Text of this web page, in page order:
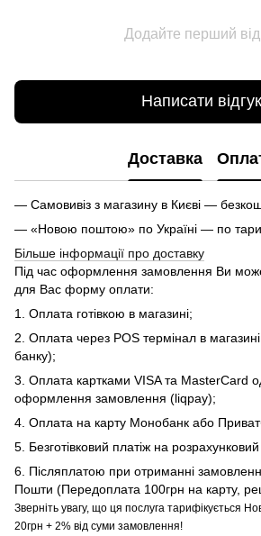
Додайте перший
Написати відгук
Доставка
— Самовивіз з магазину в Києві —
— «Новою поштою» по Україні — по
Більше інформації про доставку
Під час оформлення замовлення Ви
для Вас форму оплати:
1. Оплата готівкою в магазині;
2. Оплата через POS термінал в
банку);
3. Оплата картками VISA та MasterCard
оформлення замовлення (liqpay);
4. Оплата на карту Монобанк або
5. Безготівковий платіж на
6. Післяплатою при отриманні
Пошти (Передоплата 100грн на карту,
Зверніть увагу, що ця послуга тарифікується
20грн + 2% від суми замовлення!